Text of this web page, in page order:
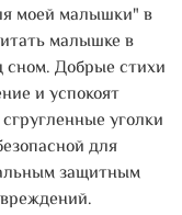
моей малышки" в
малышке в
сном. Добрые стихи
и успокоят
уголки
для
защитным